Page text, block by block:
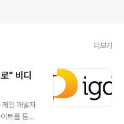
더보기
" 비디
임 개발자
트를 통해